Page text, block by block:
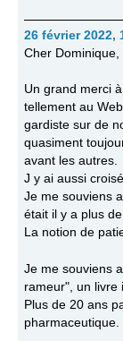
26 février 2022,
Cher Dominique,
Un grand merci
tellement au
gardiste sur de
quasiment
avant les autres.
J y ai aussi
Je me souviens
était il y a plus
La notion de
Je me souviens
rameur", un livre
Plus de 20 ans
pharmaceutique.